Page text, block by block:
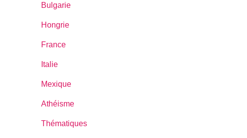
Bulgarie
Hongrie
France
Italie
Mexique
Athéisme
Thématiques